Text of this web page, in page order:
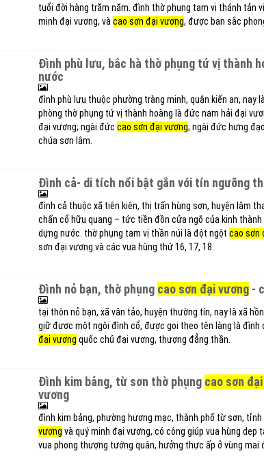
tuổi đời hàng trăm năm. đình thờ phụng tam vị thánh tản
minh đại vương, và cao sơn đại vương, được ban sắc
đình phù lưu, bắc hà thờ phụng tứ vị thành hoàng có công bảo vệ đất
nước
đình phù lưu thuộc phường tràng minh, quận kiến an, nay
phòng thờ phụng tứ vị thành hoàng là đức nam hải đại
đại vương; ngài đức cao sơn đại vương; ngài đức hưng
chúa sơn lâm.
đình cả- di tích nổi bật gắn với tín ngưỡng
đình cả thuộc xã tiên kiên, thị trấn hùng sơn, huyện lâm
chấn cổ hữu quang – tức tiền đồn cửa ngõ của kinh
dựng nước. thờ phụng tam vị thần núi là đột ngột cao sơn
sơn đại vương và các vua hùng thứ 16, 17, 18.
đình nỏ bạn, thờ phụng cao sơn đại vương -
tại thôn nỏ bạn, xã vân tảo, huyện thường tín, nay là xã
giữ được một ngôi đình cổ, được gọi theo tên làng là đình
đại vương quốc chủ đại vương, thượng đẳng thần.
đình kim bảng, từ sơn thờ phụng cao sơn
vương
đình kim bảng, phường hương mạc, thành phố từ sơn,
vương và quý minh đại vương, có công giúp vua hùng
vua phong thượng tướng quân, hưởng thực ấp ở vùng mai